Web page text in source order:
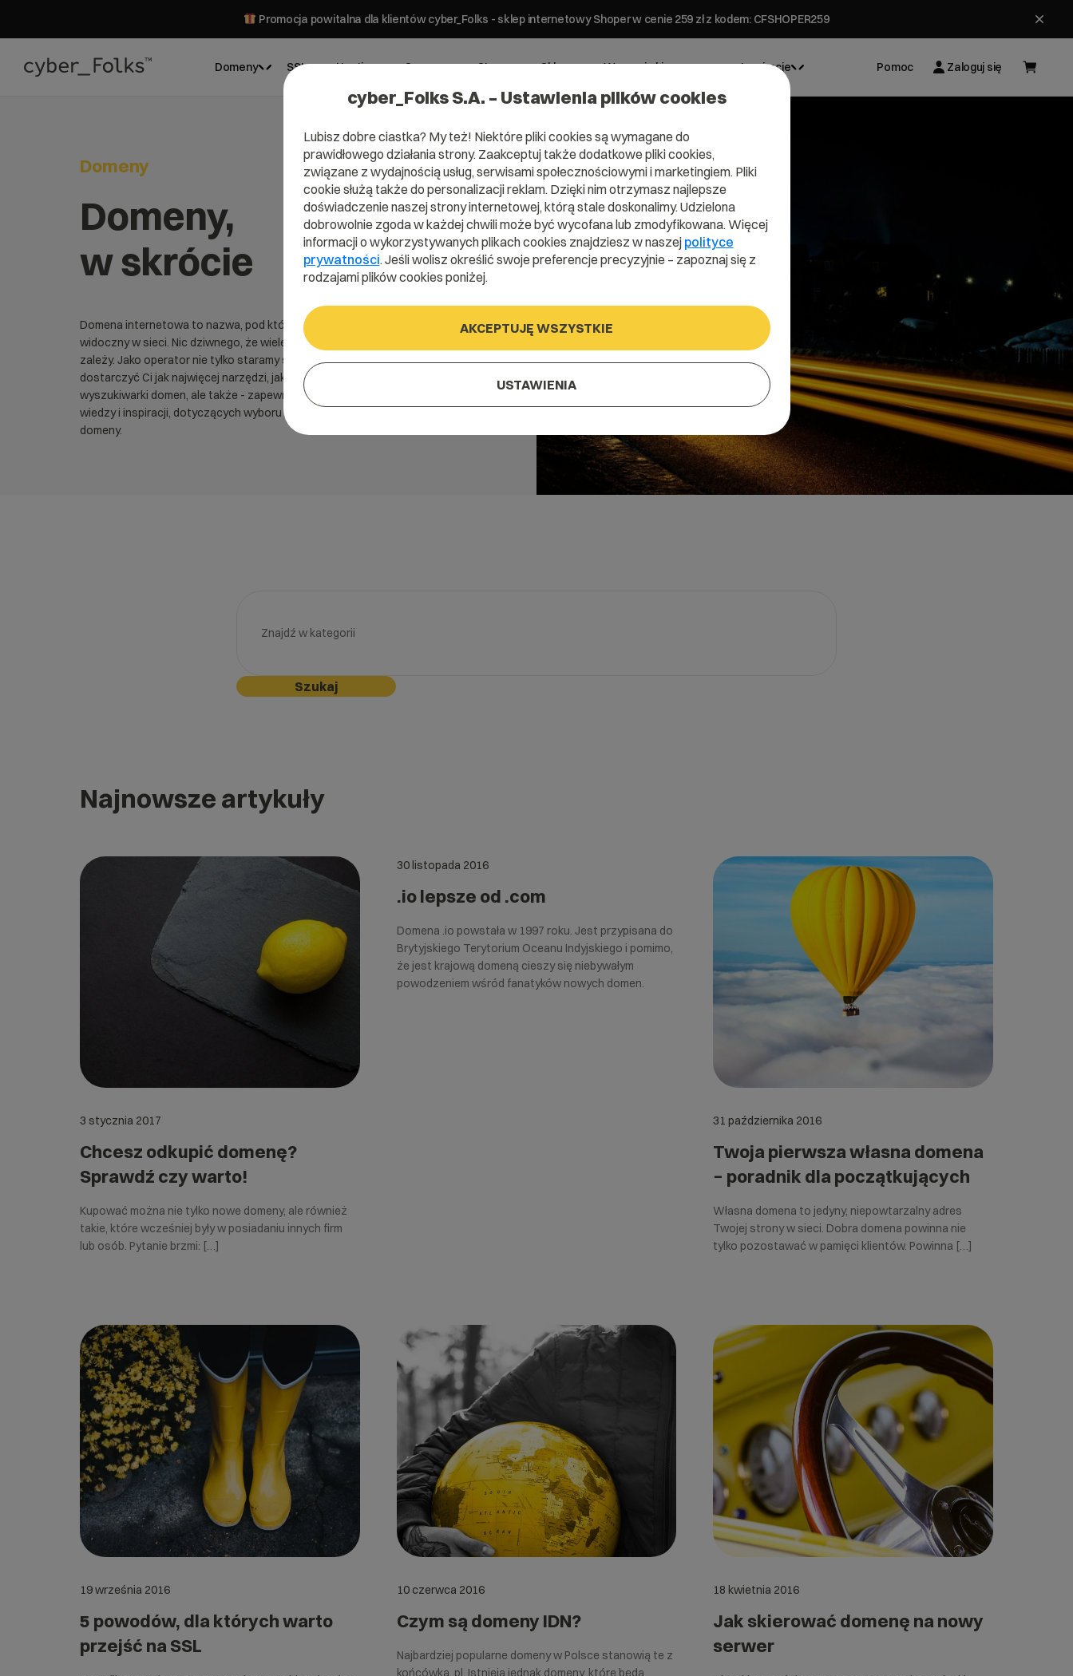
Promocja powitalna dla klientów cyber_Folks - sklep internetowy Shoper w cenie 259 zł z kodem: CFSHOPER259
Domeny SSL Hosting Serwery Strony Sklepy Wsparcie biznesowe Inspiracje Pomoc Zaloguj się
Domeny
Domeny,
w skrócie
Domena internetowa to nazwa, pod którą jesteś
widoczny w sieci. Nic dziwnego, że wiele od niej
zależy. Jako operator nie tylko staramy się
dostarczyć Ci jak najwięcej narzędzi, jak sprawne
wyszukiwarki domen, ale także - zapewnić Ci dużo
wiedzy i inspiracji, dotyczących wyboru i
domeny.
Szukaj
Najnowsze artykuły
3 stycznia 2017
Chcesz odkupić domenę?
Sprawdź czy warto!
Kupować można nie tylko nowe domeny, ale również
takie, które wcześniej były w posiadaniu innych firm
lub osób. Pytanie brzmi: […]
30 listopada 2016
.io lepsze od .com
Domena .io powstała w 1997 roku. Jest przypisana do
Brytyjskiego Terytorium Oceanu Indyjskiego i pomimo,
że jest krajową domeną cieszy się niebywałym
powodzeniem wśród fanatyków nowych domen.
31 października 2016
Twoja pierwsza własna domena
− poradnik dla początkujących
Własna domena to jedyny, niepowtarzalny adres
Twojej strony w sieci. Dobra domena powinna nie
tylko pozostawać w pamięci klientów. Powinna […]
19 września 2016
5 powodów, dla których warto
przejść na SSL
10 czerwca 2016
Czym są domeny IDN?
Najbardziej popularne domeny w Polsce stanowią te z
końcówką .pl. Istnieją jednak domeny, które będą
18 kwietnia 2016
Jak skierować domenę na nowy
serwer
cyber_Folks S.A. – Ustawienia plików cookies
Lubisz dobre ciastka? My też! Niektóre pliki cookies są wymagane do
prawidłowego działania strony. Zaakceptuj także dodatkowe pliki cookies,
związane z wydajnością usług, serwisami społecznościowymi i marketingiem. Pliki
cookie służą także do personalizacji reklam. Dzięki nim otrzymasz najlepsze
doświadczenie naszej strony internetowej, którą stale doskonalimy. Udzielona
dobrowolnie zgoda w każdej chwili może być wycofana lub zmodyfikowana. Więcej
informacji o wykorzystywanych plikach cookies znajdziesz w naszej polityce
prywatności. Jeśli wolisz określić swoje preferencje precyzyjnie – zapoznaj się z
rodzajami plików cookies poniżej.
AKCEPTUJĘ WSZYSTKIE
USTAWIENIA